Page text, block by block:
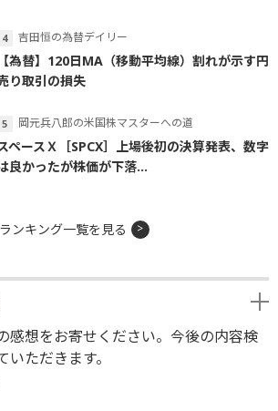
吉田恒の為替デイリー
【為替】120日MA（移動平均線）割れが示す円
り取引の損失
岡元兵八郎の米国株マスターへの道
ペースＸ［SPCX］上場後初の決算発表、数字
良かったが株価が下落...
ランキング一覧を見る
感想をお寄せください。今後の内容検
ただきます。